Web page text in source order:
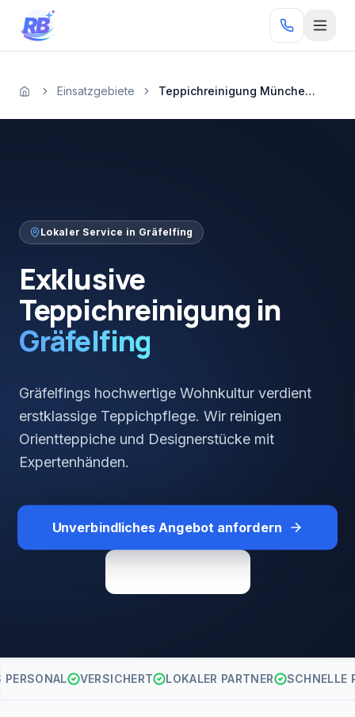
Zum Inhalt springen
RB
StartseiteEinsatzgebiete Teppichreinigung München Gräfelfing
Lokaler Service in Gräfelfing
Exklusive
Teppichreinigung in
Gräfelfing
Gräfelfings hochwertige Wohnkultur verdient
erstklassige Teppichpflege. Wir reinigen
Orientteppiche und Designerstücke mit
Expertenhänden.
Unverbindliches Angebot anfordern
PERSONAL VERSICHERT LOKALER PARTNER SCHNELLE